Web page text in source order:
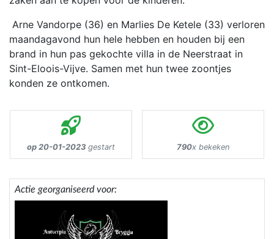
Arne Vandorpe (36) en Marlies De Ketele (33) verloren
maandagavond hun hele hebben en houden bij een
brand in hun pas gekochte villa in de Neerstraat in
Sint-Eloois-Vijve. Samen met hun twee zoontjes
konden ze ontkomen.
op 20-01-2023 gestart 790x bekeken
Actie georganiseerd voor: